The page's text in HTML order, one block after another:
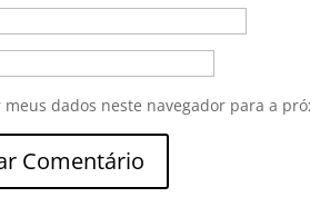
meus dados neste navegador para a